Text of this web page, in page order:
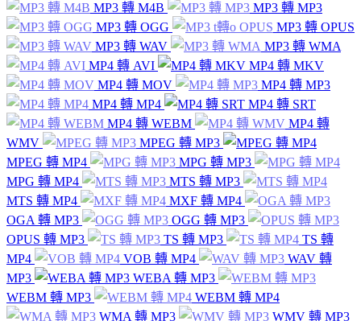
MP3 轉 M4B
MP3 轉 MP3
MP3 轉 OGG
MP3 轉 OPUS
MP3 轉 WAV
MP3 轉 WMA
MP4 轉 AVI
MP4 轉 MKV
MP4 轉 MOV
MP4 轉 MP3
MP4 轉 MP4
MP4 轉 SRT
MP4 轉 WEBM
MP4 轉
WMV
MPEG 轉 MP3
MPEG 轉 MP4
MPG 轉 MP3
MPG 轉 MP4
MTS 轉 MP3
MTS 轉 MP4
MXF 轉 MP4
OGA 轉 MP3
OGG 轉 MP3
OPUS 轉 MP3
TS 轉 MP3
TS 轉
MP4
VOB 轉 MP4
WAV 轉
MP3
WEBA 轉 MP3
WEBM 轉 MP3
WEBM 轉 MP4
WMA 轉 MP3
WMV 轉 MP3